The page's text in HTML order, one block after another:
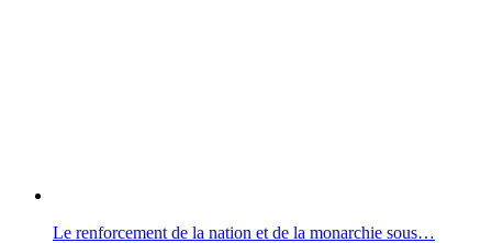
Le renforcement de la nation et de la monarchie sous…